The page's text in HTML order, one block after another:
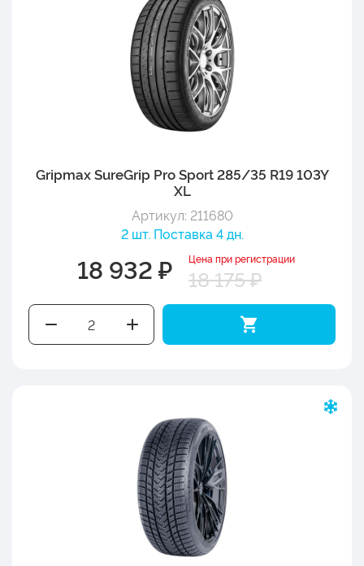
Gripmax SureGrip Pro Sport 285/35 R19 103Y
XL
Артикул: 211680
2 шт. Поставка 4 дн.
18 932 ₽ Цена при регистрации
18 175 ₽